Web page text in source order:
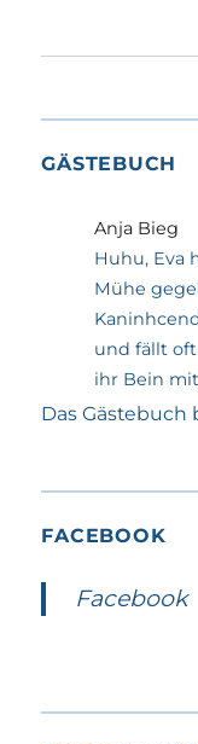
GÄSTEBUCH
Anja Bieg
Huhu, Eva
Mühe
und fällt
ihr Bein
Das Gästebuch
FACEBOOK
Facebook